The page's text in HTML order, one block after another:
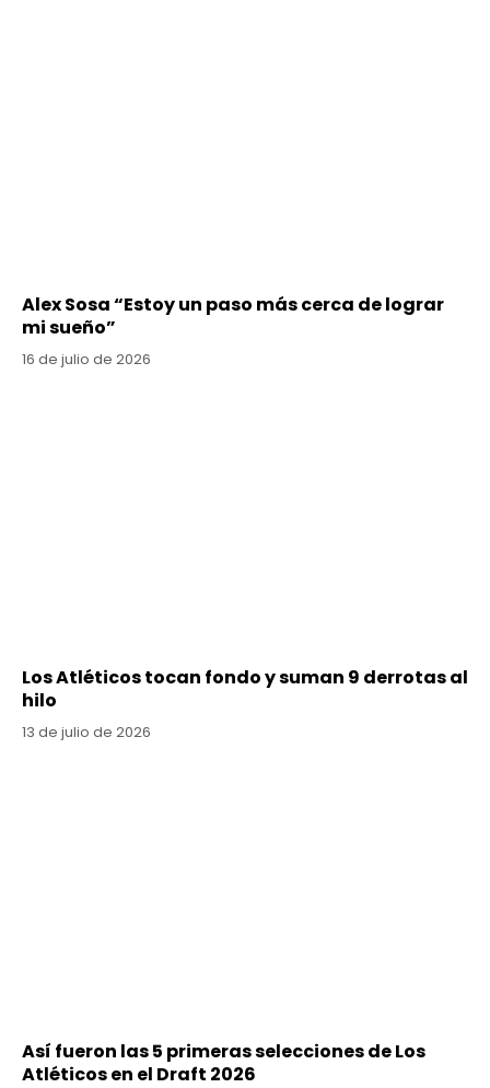
Alex Sosa “Estoy un paso más cerca de lograr
mi sueño”
16 de julio de 2026
Los Atléticos tocan fondo y suman 9 derrotas al
hilo
13 de julio de 2026
Así fueron las 5 primeras selecciones de Los
Atléticos en el Draft 2026